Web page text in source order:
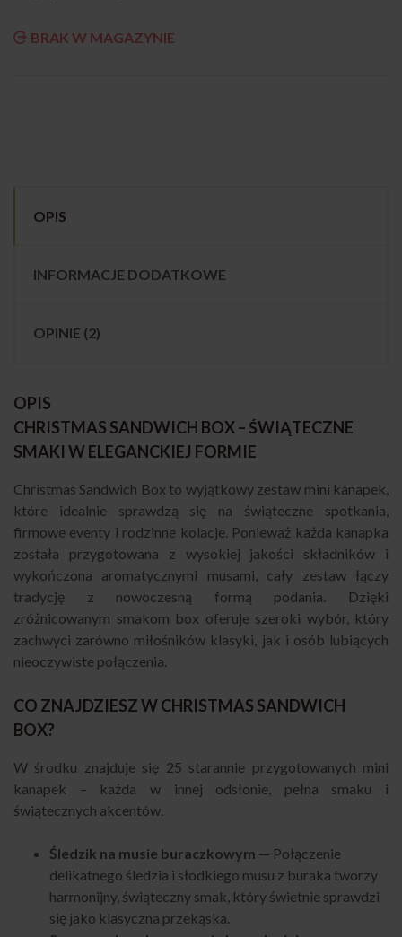
BRAK W MAGAZYNIE
OPIS
INFORMACJE DODATKOWE
OPINIE (2)
OPIS
CHRISTMAS SANDWICH BOX – ŚWIĄTECZNE
SMAKI W ELEGANCKIEJ FORMIE
Christmas Sandwich Box to wyjątkowy zestaw mini kanapek,
które idealnie sprawdzą się na świąteczne spotkania,
firmowe eventy i rodzinne kolacje. Ponieważ każda kanapka
została przygotowana z wysokiej jakości składników i
wykończona aromatycznymi musami, cały zestaw łączy
tradycję z nowoczesną formą podania. Dzięki
zróżnicowanym smakom box oferuje szeroki wybór, który
zachwyci zarówno miłośników klasyki, jak i osób lubiących
nieoczywiste połączenia.
CO ZNAJDZIESZ W CHRISTMAS SANDWICH
BOX?
W środku znajduje się 25 starannie przygotowanych mini
kanapek – każda w innej odsłonie, pełna smaku i
świątecznych akcentów.
Śledzik na musie buraczkowym — Połączenie
delikatnego śledzia i słodkiego musu z buraka tworzy
harmonijny, świąteczny smak, który świetnie sprawdzi
się jako klasyczna przekąska.